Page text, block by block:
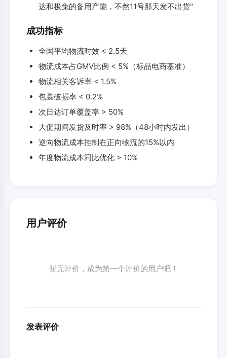
达和极兔的备用产能，不然11号那天发不出货"
成功指标
全国平均物流时效 < 2.5天
物流成本占GMV比例 < 5%（标品电商基准）
物流相关客诉率 < 1.5%
包裹破损率 < 0.2%
次日达订单覆盖率 > 50%
大促期间发货及时率 > 98%（48小时内发出）
逆向物流成本控制在正向物流的15%以内
年度物流成本同比优化 > 10%
用户评价
暂无评价，成为第一个评价的用户吧！
发表评价